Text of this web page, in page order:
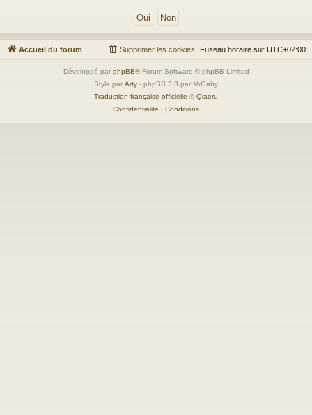
Accueil du forum Fuseau horaire sur UTC+02:00
Supprimer les cookies
Développé par phpBB® Forum Software © phpBB Limited
Style par Arty - phpBB 3.3 par MrGaby
Traduction française officielle © Qiaeru
Confidentialité | Conditions